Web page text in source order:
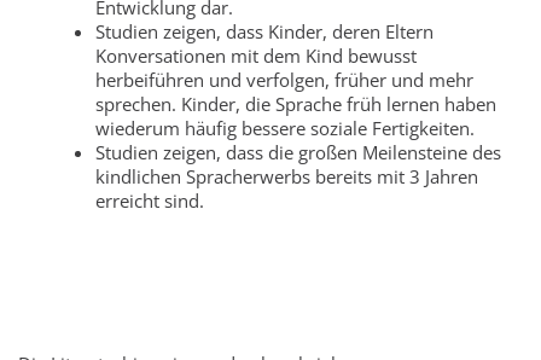
Entwicklung dar.
Studien zeigen, dass Kinder, deren Eltern
Konversationen mit dem Kind bewusst
herbeiführen und verfolgen, früher und mehr
sprechen. Kinder, die Sprache früh lernen haben
wiederum häufig bessere soziale Fertigkeiten.
Studien zeigen, dass die großen Meilensteine des
kindlichen Spracherwerbs bereits mit 3 Jahren
erreicht sind.